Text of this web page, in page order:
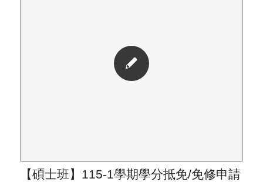
【碩士班】115-1學期學分抵免/免修申請